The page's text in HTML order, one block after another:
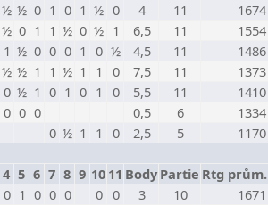
½ ½ 0 1 0 1 ½ 0 4 11
1674
½ 0 1 1 ½ 0 ½ 1 6,5 11
1554
1 ½ 0 0 0 1 0 ½ 4,5 11
1486
½ ½ 1 1 ½ 1 1 0 7,5 11
1373
0 ½ 1 0 1 0 1 0 5,5 11
1410
0 0 0 0,5 6
1334
0 ½ 1 1 0 2,5 5
1170
4 5 6 7 8 9 10 11 Body Partie Rtg prům.
0 1 0 0 0 0 0 3 10
1671